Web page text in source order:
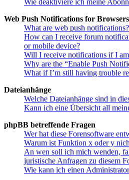
Wie deaktiviere ich meine
Web Push Notifications for Browsers
What are web push notifications?
How can I receive forum
or mobile device?
Will I receive notifications if I
Why are the “Enable Push
What if I’m still having trouble
Dateianhänge
Welche Dateianhänge sind in
Kann ich eine Übersicht all
phpBB betreffende Fragen
Wer hat diese Forensoftware
Warum ist Funktion x oder y
An wen soll ich mich wenden,
juristische Anfragen zu diesem
Wie kann ich einen